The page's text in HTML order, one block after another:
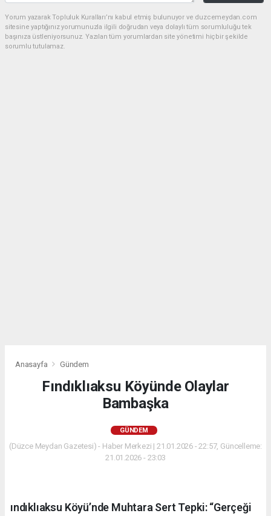
Yorum yazarak Topluluk Kuralları’nı kabul etmiş bulunuyor ve duzcemeydan.com
sitesine yaptığınız yorumunuzla ilgili doğrudan veya dolaylı tüm sorumluluğu tek
başınıza üstleniyorsunuz. Yazılan tüm yorumlardan site yönetimi hiçbir şekilde
sorumlu tutulamaz.
Anasayfa Gündem
Fındıklıaksu Köyünde Olaylar
Bambaşka
GÜNDEM
(Düzce Meydan Gazetesi) - Haber Merkezi | 21.01.2026 - 22:57, Güncelleme:
21.01.2026 - 23:03
ındıklıaksu Köyü’nde Muhtara Sert Tepki: “Gerçeği